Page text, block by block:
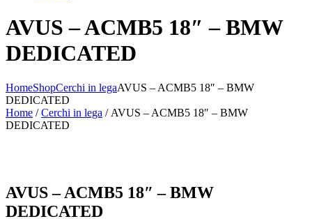
AVUS – ACMB5 18″ – BMW
DEDICATED
HomeShopCerchi in legaAVUS – ACMB5 18″ – BMW
DEDICATED
Home /Cerchi in lega / AVUS – ACMB5 18″ – BMW
DEDICATED
AVUS – ACMB5 18″ – BMW
DEDICATED